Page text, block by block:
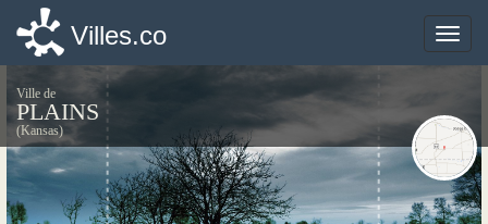
Toggle
Villes.co
Ville de
PLAINS
(Kansas)
Toggle
Villes.co